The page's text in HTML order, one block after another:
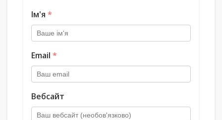
Ім'я *
Email *
Вебсайт